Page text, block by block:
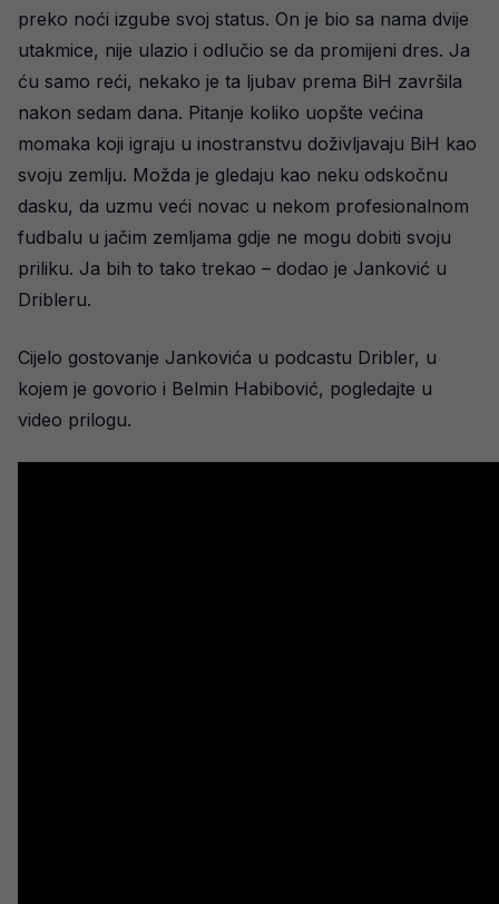
preko noći izgube svoj status. On je bio sa nama dvije
utakmice, nije ulazio i odlučio se da promijeni dres. Ja
ću samo reći, nekako je ta ljubav prema BiH završila
nakon sedam dana. Pitanje koliko uopšte većina
momaka koji igraju u inostranstvu doživljavaju BiH kao
svoju zemlju. Možda je gledaju kao neku odskočnu
dasku, da uzmu veći novac u nekom profesionalnom
fudbalu u jačim zemljama gdje ne mogu dobiti svoju
priliku. Ja bih to tako trekao – dodao je Janković u
Dribleru.
Cijelo gostovanje Jankovića u podcastu Dribler, u
kojem je govorio i Belmin Habibović, pogledajte u
video prilogu.